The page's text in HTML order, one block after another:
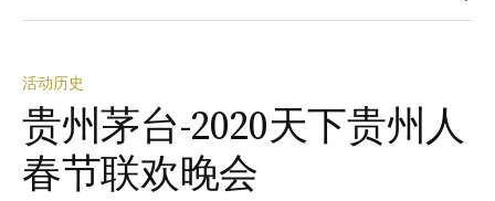
活动历史
贵州茅台-2020天下贵州人
春节联欢晚会